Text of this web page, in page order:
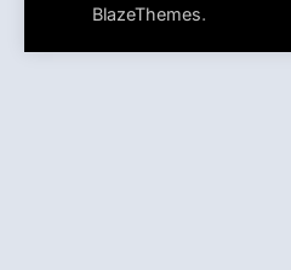
BlazeThemes.